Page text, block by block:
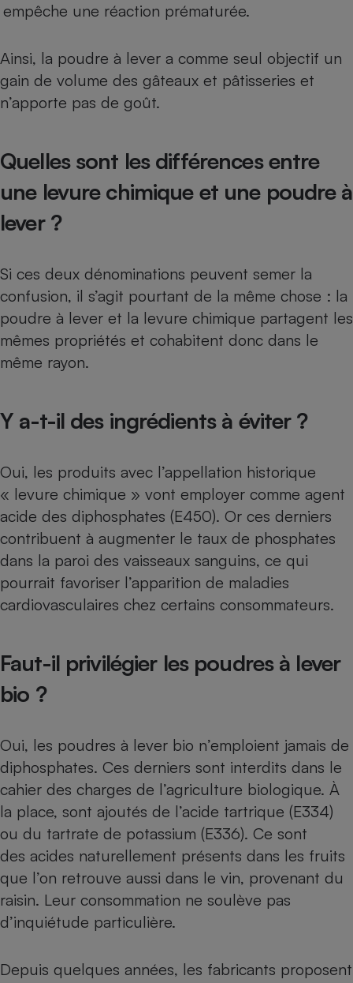
empêche une réaction prématurée.
Ainsi, la poudre à lever a comme seul objectif un
gain de volume des gâteaux et pâtisseries et
n’apporte pas de goût.
Quelles sont les différences entre
une levure chimique et une poudre à
lever ?
Si ces deux dénominations peuvent semer la
confusion, il s’agit pourtant de la même chose : la
poudre à lever et la levure chimique partagent les
mêmes propriétés et cohabitent donc dans le
même rayon.
Y a-t-il des ingrédients à éviter ?
Oui, les produits avec l’appellation historique
« levure chimique » vont employer comme agent
acide des diphosphates (E450). Or ces derniers
contribuent à augmenter le taux de phosphates
dans la paroi des vaisseaux sanguins, ce qui
pourrait favoriser l’apparition de maladies
cardiovasculaires chez certains consommateurs.
Faut-il privilégier les poudres à lever
bio ?
Oui, les poudres à lever bio n’emploient jamais de
diphosphates. Ces derniers sont interdits dans le
cahier des charges de l’agriculture biologique. À
la place, sont ajoutés de l’acide tartrique (E334)
ou du tartrate de potassium (E336). Ce sont
des acides naturellement présents dans les fruits
que l’on retrouve aussi dans le vin, provenant du
raisin. Leur consommation ne soulève pas
d’inquiétude particulière.
Depuis quelques années, les fabricants proposent